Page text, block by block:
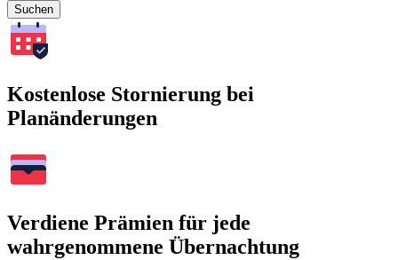
Suchen
Kostenlose Stornierung bei
Planänderungen
Verdiene Prämien für jede
wahrgenommene Übernachtung